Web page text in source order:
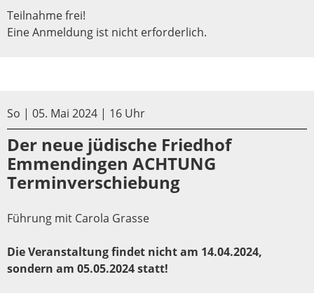
Teilnahme frei!
Eine Anmeldung ist nicht erforderlich.
So | 05. Mai 2024 | 16 Uhr
Der neue jüdische Friedhof
Emmendingen ACHTUNG
Terminverschiebung
Führung mit Carola Grasse
Die Veranstaltung findet nicht am 14.04.2024,
sondern am 05.05.2024 statt!